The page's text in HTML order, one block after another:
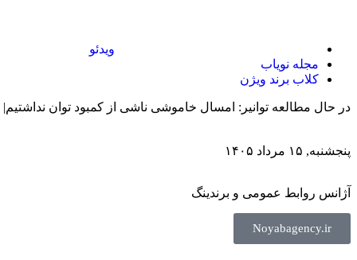
ویدئو
مجله نویاب
کلاب برند ویژن
در حال مطالعه توانیر: امسال خاموشی ناشی از کمبود توان نداشتیم| ۵۳۰۰ مگاوات نیروگاه خورشیدی وارد مدار شد
پنجشنبه, ۱۵ مرداد ۱۴۰۵
آژانس روابط عمومی و برندینگ
Noyabagency.ir